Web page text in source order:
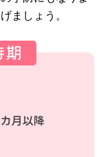
ましょう。